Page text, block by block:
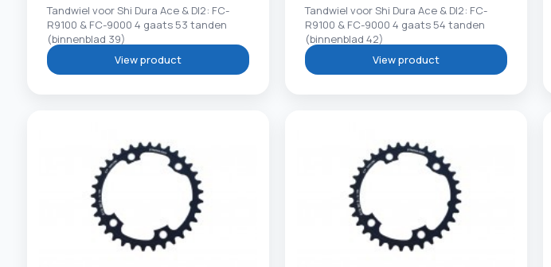
Tandwiel voor Shi Dura Ace & DI2: FC-
R9100 & FC-9000 4 gaats 53 tanden
(binnenblad 39)
View product
Tandwiel voor Shi Dura Ace & DI2: FC-
R9100 & FC-9000 4 gaats 54 tanden
(binnenblad 42)
View product